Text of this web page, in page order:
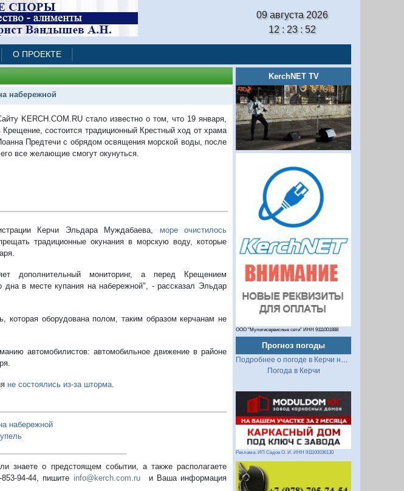
09 августа 2026
12 : 23 : 53
О ПРОЕКТЕ
набережной
KERCH.COM.RU стало известно о том, что 19 января,
Крещение, состоится традиционный Крестный ход от храма
Предтечи с обрядом освящения морской воды, после
все желающие смогут окунуться.
Керчи Эльдара Муждабаева, море очистилось
традиционные окунания в морскую воду, которые
дополнительный мониторинг, а перед Крещением
дна в месте купания на набережной", - рассказал Эльдар
которая оборудована полом, таким образом керчанам не
автомобилистов: автомобильное движение в районе
не состоялись из-за шторма.
набережной
знаете о предстоящем событии, а также располагаете
94-44, пишите info@kerch.com.ru и Ваша информация
KerchNET TV
ООО "Мультисервисные сети" ИНН 9111001888
Прогноз погоды
Подробнее о погоде в Керчи на 2 недели
Погода в Керчи
Реклама: ИП Седов О. И. ИНН 911100036130